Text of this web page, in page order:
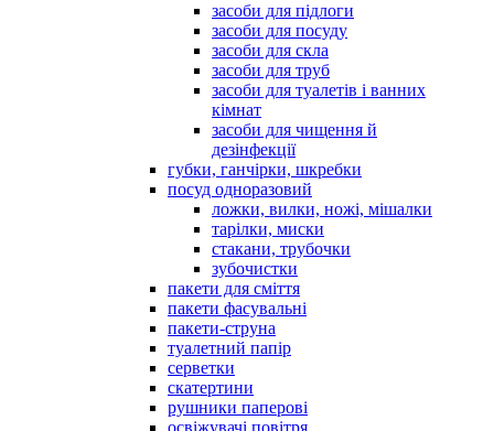
засоби для підлоги
засоби для посуду
засоби для скла
засоби для труб
засоби для туалетів і ванних
кімнат
засоби для чищення й
дезінфекції
губки, ганчірки, шкребки
посуд одноразовий
ложки, вилки, ножі, мішалки
тарілки, миски
стакани, трубочки
зубочистки
пакети для сміття
пакети фасувальні
пакети-струна
туалетний папір
серветки
скатертини
рушники паперові